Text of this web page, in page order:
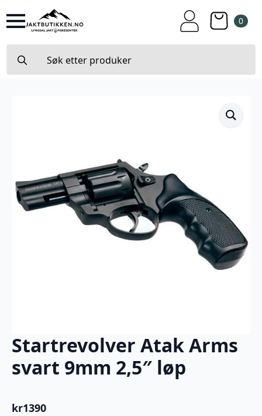
0
for:
Startrevolver Atak Arms
svart 9mm 2,5″ løp
kr1390